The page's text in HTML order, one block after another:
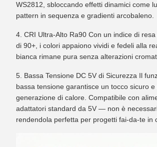
WS2812, sbloccando effetti dinamici come
pattern in sequenza e gradienti arcobaleno.
4. CRI Ultra-Alto Ra90 Con un indice di
di 90+, i colori appaiono vividi e fedeli alla
bianca rimane pura senza alterazioni
5. Bassa Tensione DC 5V di Sicurezza Il
bassa tensione garantisce un tocco sicuro e
generazione di calore. Compatibile con
adattatori standard da 5V — non è
rendendola perfetta per progetti fai-da-te in